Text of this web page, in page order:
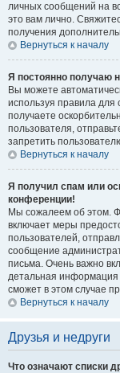
личных сообщений на
это вам лично.
получения
Вернуться к началу
Я постоянно получаю
Вы можете
используя правила
получаете
пользователя,
запретить
Вернуться к началу
Я получил спам или
конференции!
Мы сожалеем об этом.
включает меры
пользователей,
сообщение
письма. Очень важно
детальная
сможет в этом случае
Вернуться к началу
Друзья и недруги
Что означают списки